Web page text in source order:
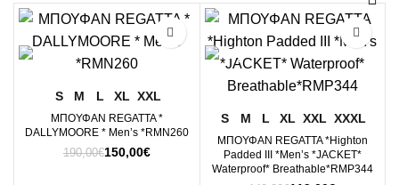
low
S M L XL XXL
ΜΠΟΥΦΑΝ REGATTA *
DALLYMOORE * Men’s *RMN260
190,00€Original
150,00€Η
S M L XL XXL XXXL
ΜΠΟΥΦΑΝ REGATTA *Highton
Padded III *Men’s *JACKET*
Waterproof* Breathable*RMP344